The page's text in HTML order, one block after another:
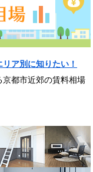
ア別に知りたい！
都市近郊の賃料相場